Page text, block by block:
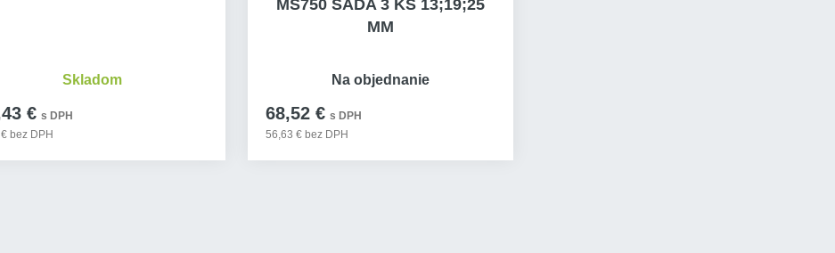
€ s DPH
bez DPH
Skladom
MS750 SADA 3 KS 13;19;25
MM
68,52 € s DPH
56,63 € bez DPH
Na objednanie